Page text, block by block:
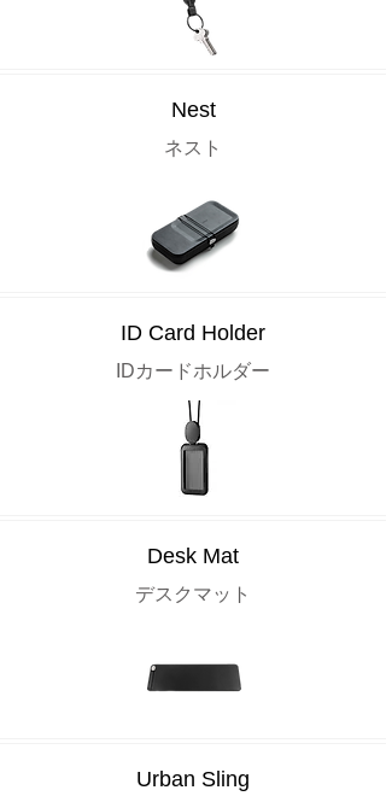
Nest
ネスト
ID Card Holder
IDカードホルダー
Desk Mat
デスクマット
Urban Sling